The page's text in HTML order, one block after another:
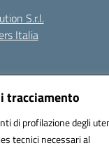
tracciamento
di profilazione degli
tecnici necessari al
S.r.l.
Italia